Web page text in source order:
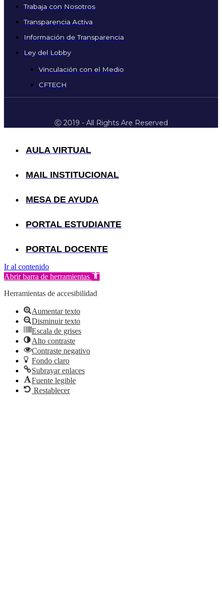
Trabaja con Nosotros
Transparencia Activa
Información de Transparencia
Ley del Lobby
Vinculación con el Medio
CFTECH
Ⓒ 2019 - All Rights Are Reserved
AULA VIRTUAL
MAIL INSTITUCIONAL
MESA DE AYUDA
PORTAL ESTUDIANTE
PORTAL DOCENTE
Ir al contenido
Abrir barra de herramientas
Herramientas de accesibilidad
Aumentar texto
Disminuir texto
Escala de grises
Alto contraste
Contraste negativo
Fondo claro
Subrayar enlaces
Fuente legible
Restablecer